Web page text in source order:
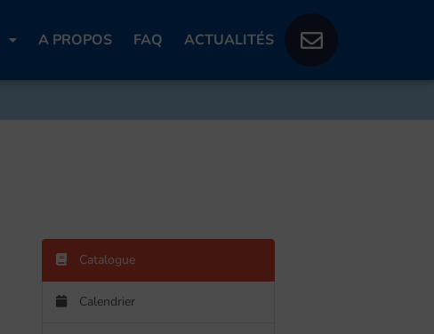
A PROPOS FAQ ACTUALITÉS
Catalogue
Calendrier